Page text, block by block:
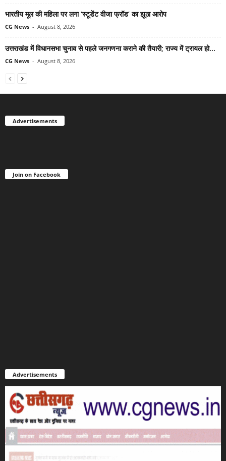
भारतीय मूल की महिला पर लगा ‘स्टूडेंट वीजा फ्रॉड’ का झूठा आरोप
CG News - August 8, 2026
उत्तराखंड में विधानसभा चुनाव से पहले जनगणना कराने की तैयारी; राज्य में ट्रायल हो...
CG News - August 8, 2026
Advertisements
Join on Facebook
Advertisements